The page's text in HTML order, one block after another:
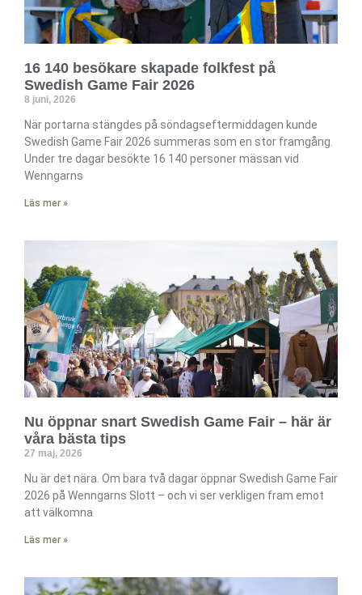
16 140 besökare skapade folkfest på
Swedish Game Fair 2026
8 juni, 2026
När portarna stängdes på söndagseftermiddagen kunde
Swedish Game Fair 2026 summeras som en stor framgång.
Under tre dagar besökte 16 140 personer mässan vid
Wenngarns
Läs mer »
Nu öppnar snart Swedish Game Fair – här är
våra bästa tips
27 maj, 2026
Nu är det nära. Om bara två dagar öppnar Swedish Game Fair
2026 på Wenngarns Slott – och vi ser verkligen fram emot
att välkomna
Läs mer »